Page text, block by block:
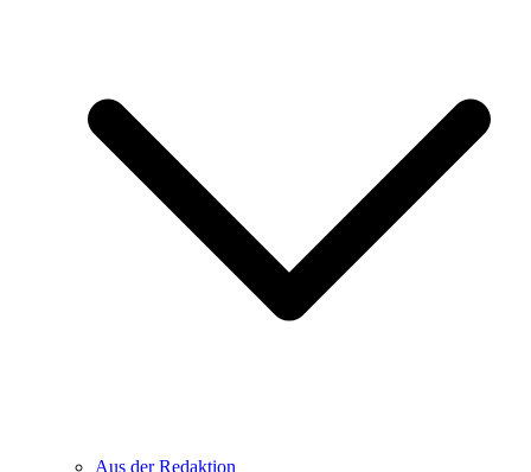
Aus der Redaktion